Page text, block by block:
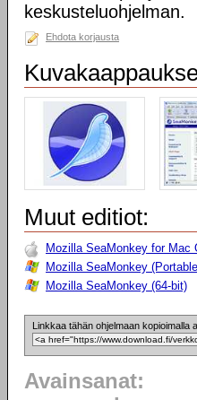
keskusteluohjelman.
Ehdota korjausta
Muut editiot:
Mozilla SeaMonkey for Mac
Mozilla SeaMonkey
Mozilla SeaMonkey (64-bit)
Linkkaa tähän ohjelmaan kopioimalla
Avainsanat: